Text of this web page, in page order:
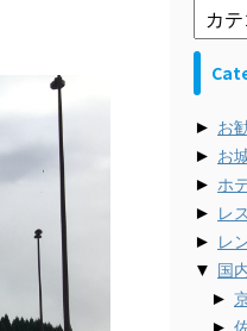
► お
► お
► ホ
► レ
► レ
▼ 国
►
►